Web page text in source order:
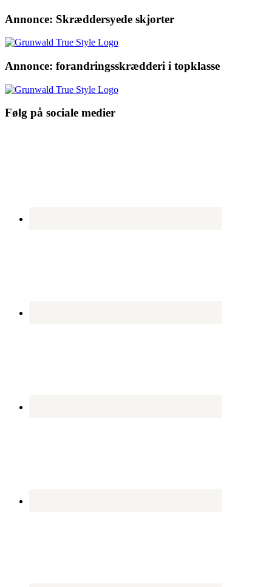
Annonce: Skræddersyede skjorter
Annonce: forandringsskrædderi i topklasse
Følg på sociale medier